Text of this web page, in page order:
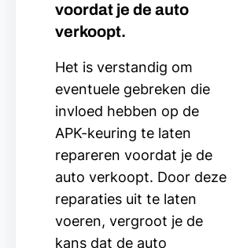
voordat je de auto
verkoopt.
Het is verstandig om
eventuele gebreken die
invloed hebben op de
APK-keuring te laten
repareren voordat je de
auto verkoopt. Door deze
reparaties uit te laten
voeren, vergroot je de
kans dat de auto